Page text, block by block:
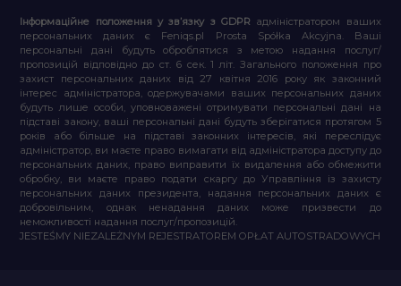
Інформаційне положення у зв’язку з GDPR адміністратором ваших
персональних даних є Feniqs.pl Prosta Spółka Akcyjna. Ваші
персональні дані будуть оброблятися з метою надання послуг/
пропозицій відповідно до ст. 6 сек. 1 літ. Загального положення про
захист персональних даних від 27 квітня 2016 року як законний
інтерес адміністратора, одержувачами ваших персональних даних
будуть лише особи, уповноважені отримувати персональні дані на
підставі закону, ваші персональні дані будуть зберігатися протягом 5
років або більше на підставі законних інтересів, які переслідує
адміністратор, ви маєте право вимагати від адміністратора доступу до
персональних даних, право виправити їх видалення або обмежити
обробку, ви маєте право подати скаргу до Управління із захисту
персональних даних президента, надання персональних даних є
добровільним, однак ненадання даних може призвести до
неможливості надання послуг/пропозицій.
JESTEŚMY NIEZALEŻNYM REJESTRATOREM OPŁAT AUTOSTRADOWYCH